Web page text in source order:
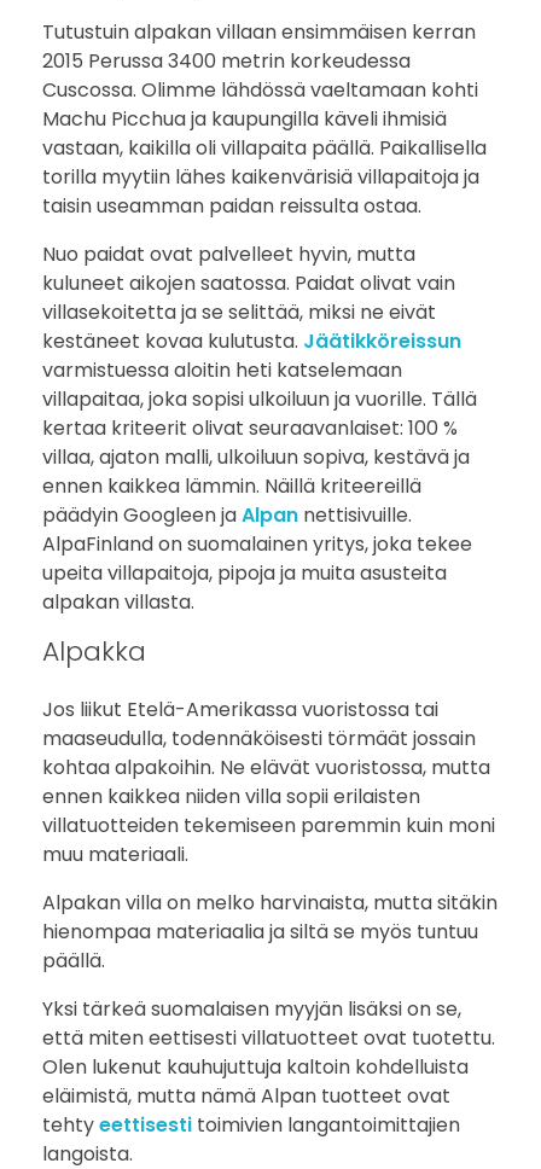
l
m
i
e
n
v
i
l
l
a
p
a
i
a
Tutustuin alpakan villaan ensimmäisen kerran
2015 Perussa 3400 metrin korkeudessa
Cuscossa. Olimme lähdössä vaeltamaan kohti
Machu Picchua ja kaupungilla käveli ihmisiä
vastaan, kaikilla oli villapaita päällä. Paikallisella
torilla myytiin lähes kaikenvärisiä villapaitoja ja
taisin useamman paidan reissulta ostaa.
Nuo paidat ovat palvelleet hyvin, mutta
kuluneet aikojen saatossa. Paidat olivat vain
villasekoitetta ja se selittää, miksi ne eivät
kestäneet kovaa kulutusta. Jäätikköreissun
varmistuessa aloitin heti katselemaan
villapaitaa, joka sopisi ulkoiluun ja vuorille. Tällä
kertaa kriteerit olivat seuraavanlaiset: 100 %
villaa, ajaton malli, ulkoiluun sopiva, kestävä ja
ennen kaikkea lämmin. Näillä kriteereillä
päädyin Googleen jaAlpan nettisivuille.
AlpaFinland on suomalainen yritys, joka tekee
upeita villapaitoja, pipoja ja muita asusteita
alpakan villasta.
Alpakka
Jos liikut Etelä-Amerikassa vuoristossa tai
maaseudulla, todennäköisesti törmäät jossain
kohtaa alpakoihin. Ne elävät vuoristossa, mutta
ennen kaikkea niiden villa sopii erilaisten
villatuotteiden tekemiseen paremmin kuin moni
muu materiaali.
Alpakan villa on melko harvinaista, mutta sitäkin
hienompaa materiaalia ja siltä se myös tuntuu
päällä.
Yksi tärkeä suomalaisen myyjän lisäksi on se,
että miten eettisesti villatuotteet ovat tuotettu.
Olen lukenut kauhujuttuja kaltoin kohdelluista
eläimistä, mutta nämä Alpan tuotteet ovat
tehtyeettisesti toimivien langantoimittajien
langoista.